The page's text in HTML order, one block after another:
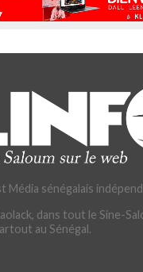
Média sénégalais
dans tout le Sine-
au Sénégal.